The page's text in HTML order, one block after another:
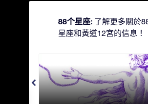
88个星座: 了解更多關於
星座和黃道12宮的信息！
Andromeda - 被鐵鍊鎖著的少